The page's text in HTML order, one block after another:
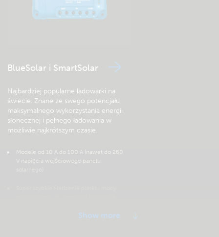
BlueSolar i SmartSolar
Najbardziej popularne ładowarki na
świecie. Znane ze swego potencjału
maksymalnego wykorzystania energii
słonecznej i pełnego ładowania w
możliwie najkrótszym czasie.
Modele od 10 A do 100 A (nawet do 250
V napięcia wejściowego panelu
Więcej informacji
aplikacji VictronConnect, z dowolnego miejsca na ziemi. Zdalnie
rozwiązuj problemy i optymalizuj wydajność systemu.